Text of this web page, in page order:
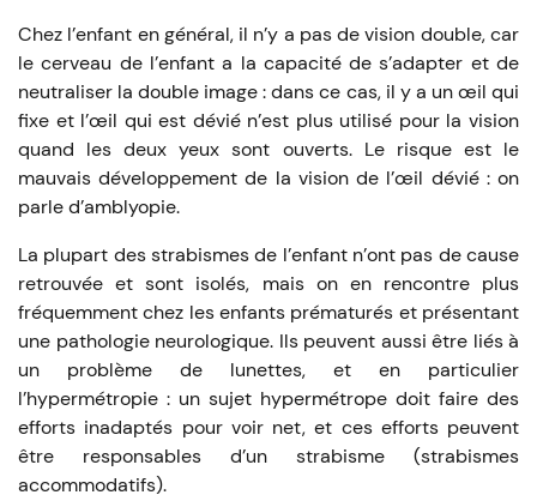
Chez l’enfant en général, il n’y a pas de vision double, car
le cerveau de l’enfant a la capacité de s’adapter et de
neutraliser la double image : dans ce cas, il y a un œil qui
fixe et l’œil qui est dévié n’est plus utilisé pour la vision
quand les deux yeux sont ouverts. Le risque est le
mauvais développement de la vision de l’œil dévié : on
parle d’amblyopie.
La plupart des strabismes de l’enfant n’ont pas de cause
retrouvée et sont isolés, mais on en rencontre plus
fréquemment chez les enfants prématurés et présentant
une pathologie neurologique. Ils peuvent aussi être liés à
un problème de lunettes, et en particulier
l’hypermétropie : un sujet hypermétrope doit faire des
efforts inadaptés pour voir net, et ces efforts peuvent
être responsables d’un strabisme (strabismes
accommodatifs).